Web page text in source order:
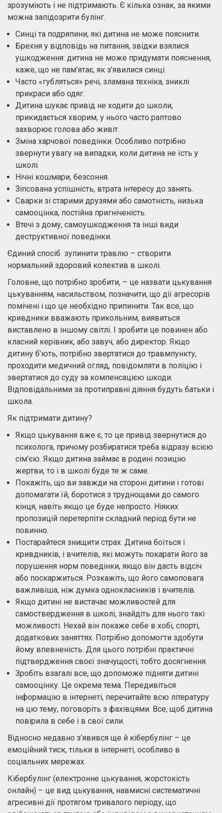
зрозуміють і не підтримають. Є кілька ознак, за якими
можна запідозрити булінг.
Синці та подряпини, які дитина не може пояснити.
Брехня у відповідь на питання, звідки взялися
ушкодження: дитина не може придумати пояснення,
каже, що не пам’ятає, як з’явилися синці.
Часто «губляться» речі, зламана техніка, зниклі
прикраси або одяг.
Дитина шукає привід не ходити до школи,
прикидається хворим, у нього часто раптово
захворює голова або живіт.
Зміна харчової поведінки. Особливо потрібно
звернути увагу на випадки, коли дитина не їсть у
школі.
Нічні кошмари, безсоння.
Зіпсована успішність, втрата інтересу до занять.
Сварки зі старими друзями або самотність, низька
самооцінка, постійна пригніченість.
Втечі з дому, самоушкодження та інші види
деструктивної поведінки.
Єдиний спосіб зупинити травлю – створити
нормальний здоровий колектив в школі.
Головне, що потрібно зробити, – це назвати цькування
цькуванням, насильством, позначити, що дії агресорів
помічені і що це необхідно припинити. Так все, що
кривдники вважають прикольним, виявиться
виставлено в іншому світлі. І зробити це повинен або
класний керівник, або завуч, або директор. Якщо
дитину б’ють, потрібно звертатися до травмпункту,
проходити медичний огляд, повідомляти в поліцію і
звертатися до суду за компенсацією шкоди.
Відповідальними за протиправні діяння будуть батьки і
школа.
Як підтримати дитину?
Якщо цькування вже є, то це привід звернутися до
психолога, причому розбиратися треба відразу всією
сім’єю. Якщо дитина займає в родині позицію
жертви, то і в школі буде те ж саме.
Покажіть, що ви завжди на стороні дитини і готові
допомагати їй, боротися з труднощами до самого
кінця, навіть якщо це буде непросто. Ніяких
пропозицій перетерпіти складний період бути не
повинно.
Постарайтеся знищити страх. Дитина боїться і
кривдників, і вчителів, які можуть покарати його за
порушення норм поведінки, якщо він дасть відсіч
або поскаржиться. Розкажіть, що його самоповага
важливіша, ніж думка однокласників і вчителів.
Якщо дитині не вистачає можливостей для
самоствердження в школі, знайдіть для нього такі
можливості. Нехай він покаже себе в хобі, спорті,
додаткових заняттях. Потрібно допомогти здобути
йому впевненість. Для цього потрібні практичні
підтвердження своєї значущості, тобто досягнення.
Зробіть взагалі все, що допоможе підняти дитині
самооцінку. Це окрема тема. Передивіться
інформацію в інтернеті, перечитайте всю літературу
на цю тему, поговоріть з фахівцями. Все, щоб дитина
повірила в себе і в свої сили.
Відносно недавно з’явився ще й кібербулінг – це
емоційний тиск, тільки в інтернеті, особливо в
соціальних мережах.
Кібербулінг (електронне цькування, жорстокість
онлайн) – це вид цькування, навмисні систематичні
агресивні дії протягом тривалого періоду, що